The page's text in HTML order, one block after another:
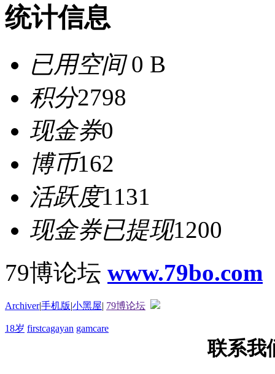
统计信息
已用空间0 B
积分2798
现金券0
博币162
活跃度1131
现金券已提现1200
79博论坛 www.79bo.com
Archiver|手机版|小黑屋| 79博论坛
18岁 firstcagayan gamcare
联系我